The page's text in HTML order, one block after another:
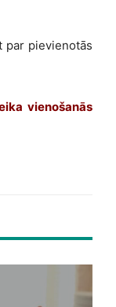
par pievienotās
vienošanās